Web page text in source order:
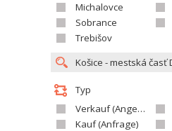
Michalovce
Sobrance
Trebišov
Typ
Verkauf (Angebot)
Kauf (Anfrage)